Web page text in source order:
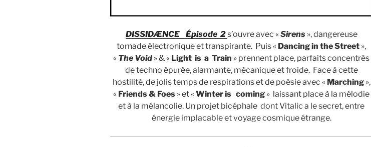
DISSIDÆNCE Épisode 2s’ouvre avec «Sirens », dangereuse
tornade électronique et transpirante. Puis « Dancing in the Street »,
« The Void » & « Light is a Train » prennent place, parfaits concentrés
de techno épurée, alarmante, mécanique et froide. Face à cette
hostilité, de jolis temps de respirations et de poésie avec « Marching»,
« Friends & Foes » et «Winteris coming » laissant place à la mélodie
et à la mélancolie. Un projet bicéphale dont Vitalic a le secret, entre
énergie implacable et voyage cosmique étrange.